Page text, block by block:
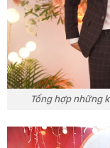
Tổng hợp những